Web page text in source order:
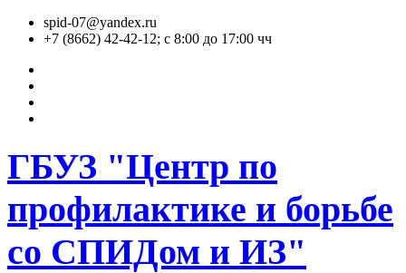
Перейтиspid-07@yandex.ru
+7 (8662) 42-42-12; с 8:00 до 17:00 чч
ГБУЗ "Центр по
профилактике и борьбе
со СПИДом и ИЗ"